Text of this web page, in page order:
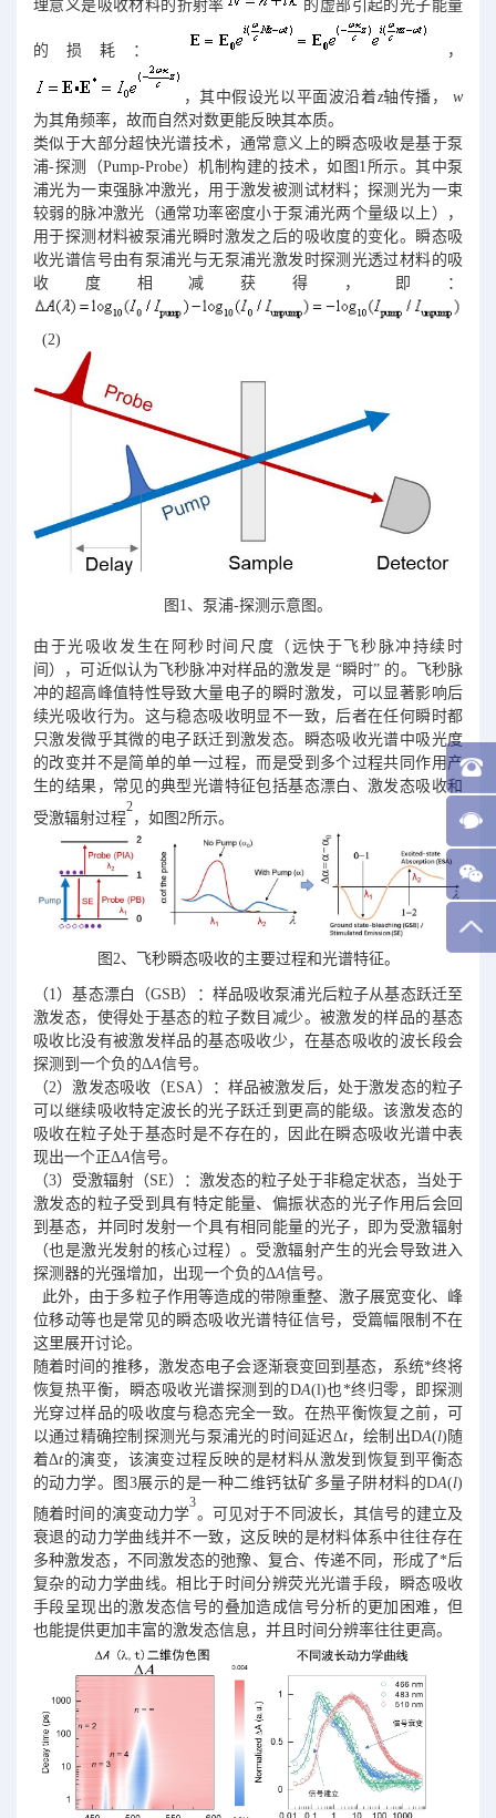
理意义是吸收材料的折射率
的虚部引起的光子能量
的损耗： ，
，其中假设光以平面波沿着z轴传播，w
为其角频率，故而自然对数更能反映其本质。
类似于大部分超快光谱技术，通常意义上的瞬态吸收是基于泵
浦-探测（Pump-Probe）机制构建的技术，如图1所示。其中泵
浦光为一束强脉冲激光，用于激发被测试材料；探测光为一束
较弱的脉冲激光（通常功率密度小于泵浦光两个量级以上），
用于探测材料被泵浦光瞬时激发之后的吸收度的变化。瞬态吸
收光谱信号由有泵浦光与无泵浦光激发时探测光透过材料的吸
收度相减获得，即：
(2)
图1、泵浦-探测示意图。
由于光吸收发生在阿秒时间尺度（远快于飞秒脉冲持续时
间），可近似认为飞秒脉冲对样品的激发是 “瞬时” 的。飞秒脉
冲的超高峰值特性导致大量电子的瞬时激发，可以显著影响后
续光吸收行为。这与稳态吸收明显不一致，后者在任何瞬时都
只激发微乎其微的电子跃迁到激发态。瞬态吸收光谱中吸光度
的改变并不是简单的单一过程，而是受到多个过程共同作用产
生的结果，常见的典型光谱特征包括基态漂白、激发态吸收和
受激辐射过程
2
，如图2所示。
图2、飞秒瞬态吸收的主要过程和光谱特征。
（1）基态漂白（GSB）：样品吸收泵浦光后粒子从基态跃迁至
激发态，使得处于基态的粒子数目减少。被激发的样品的基态
吸收比没有被激发样品的基态吸收少，在基态吸收的波长段会
探测到一个负的ΔA信号。
（2）激发态吸收（ESA）：样品被激发后，处于激发态的粒子
可以继续吸收特定波长的光子跃迁到更高的能级。该激发态的
吸收在粒子处于基态时是不存在的，因此在瞬态吸收光谱中表
现出一个正ΔA信号。
（3）受激辐射（SE）：激发态的粒子处于非稳定状态，当处于
激发态的粒子受到具有特定能量、偏振状态的光子作用后会回
到基态，并同时发射一个具有相同能量的光子，即为受激辐射
（也是激光发射的核心过程）。受激辐射产生的光会导致进入
探测器的光强增加，出现一个负的ΔA信号。
此外，由于多粒子作用等造成的带隙重整、激子展宽变化、峰
位移动等也是常见的瞬态吸收光谱特征信号，受篇幅限制不在
这里展开讨论。
随着时间的推移，激发态电子会逐渐衰变回到基态，系统*终将
恢复热平衡，瞬态吸收光谱探测到的DA(l)也*终归零，即探测
光穿过样品的吸收度与稳态完全一致。在热平衡恢复之前，可
以通过精确控制探测光与泵浦光的时间延迟Δt，绘制出DA(l)随
着Δt的演变，该演变过程反映的是材料从激发到恢复到平衡态
的动力学。图3展示的是一种二维钙钛矿多量子阱材料的DA(l)
随着时间的演变动力学
3
。可见对于不同波长，其信号的建立及
衰退的动力学曲线并不一致，这反映的是材料体系中往往存在
多种激发态，不同激发态的弛豫、复合、传递不同，形成了*后
复杂的动力学曲线。相比于时间分辨荧光光谱手段，瞬态吸收
手段呈现出的激发态信号的叠加造成信号分析的更加困难，但
也能提供更加丰富的激发态信息，并且时间分辨率往往更高。